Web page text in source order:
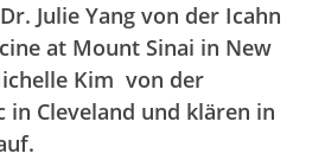
Julie Yang von der Icahn
at Mount Sinai in New
Kim von der
in Cleveland und klären in